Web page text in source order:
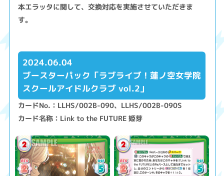
本エラッタに関して、交換対応を実施させていただきま
す。
2024.06.04
ブースターパック「ラブライブ！蓮ノ空女学院
スクールアイドルクラブ vol.2」
カードNo.：LLHS/002B-090、LLHS/002B-090S
カード名称：Link to the FUTURE 姫芽